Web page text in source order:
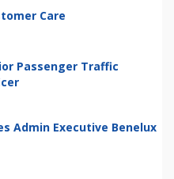
Care
Passenger Traffic
Admin Executive Benelux